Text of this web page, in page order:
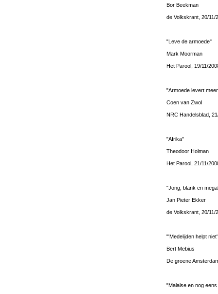
Bor Beekman
de Volkskrant, 20/11/
"Leve de armoede"
Mark Moorman
Het Parool, 19/11/
"Armoede levert
Coen van Zwol
NRC Handelsblad,
"Afrika"
Theodoor Holman
Het Parool, 21/11/
"Jong, blank en
Jan Pieter Ekker
de Volkskrant, 20/11/
"'Medelijden helpt
Bert Mebius
De groene
"Malaise en nog